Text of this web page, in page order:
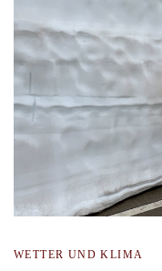
WETTER UND KLIMA